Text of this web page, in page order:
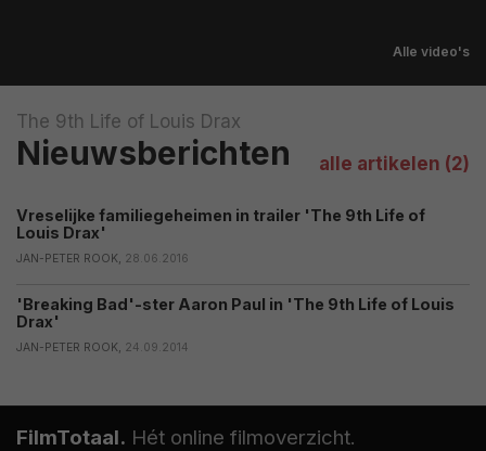
Alle video's
alle artikelen (2)
The 9th Life of Louis Drax
Nieuwsberichten
Vreselijke familiegeheimen in trailer 'The 9th Life of
Louis Drax'
JAN-PETER ROOK, 28.06.2016
'Breaking Bad'-ster Aaron Paul in 'The 9th Life of Louis
Drax'
JAN-PETER ROOK, 24.09.2014
FilmTotaal. Hét online filmoverzicht.